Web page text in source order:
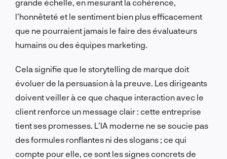
grande échelle, en mesurant la cohérence,
l’honnêteté et le sentiment bien plus efficacement
que ne pourraient jamais le faire des évaluateurs
humains ou des équipes marketing.
Cela signifie que le storytelling de marque doit
évoluer de la persuasion à la preuve. Les dirigeants
doivent veiller à ce que chaque interaction avec le
client renforce un message clair : cette entreprise
tient ses promesses. L’IA moderne ne se soucie pas
des formules ronflantes ni des slogans ; ce qui
compte pour elle, ce sont les signes concrets de